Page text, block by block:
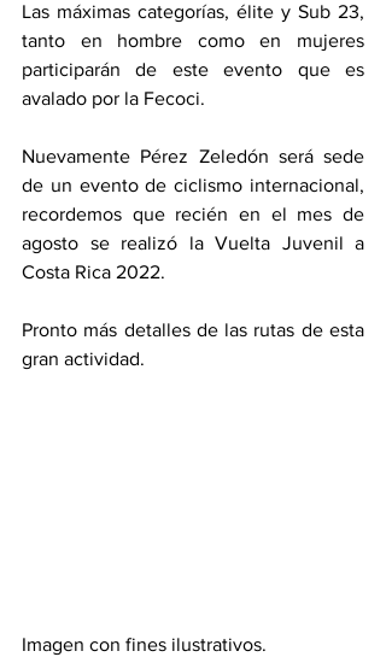
Las máximas categorías, élite y Sub 23,
tanto en hombre como en mujeres
participarán de este evento que es
avalado por la Fecoci.
Nuevamente Pérez Zeledón será sede
de un evento de ciclismo internacional,
recordemos que recién en el mes de
agosto se realizó la Vuelta Juvenil a
Costa Rica 2022.
Pronto más detalles de las rutas de esta
gran actividad.
Imagen con fines ilustrativos.